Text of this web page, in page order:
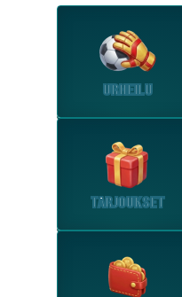
URHEILU
TARJOUKSET